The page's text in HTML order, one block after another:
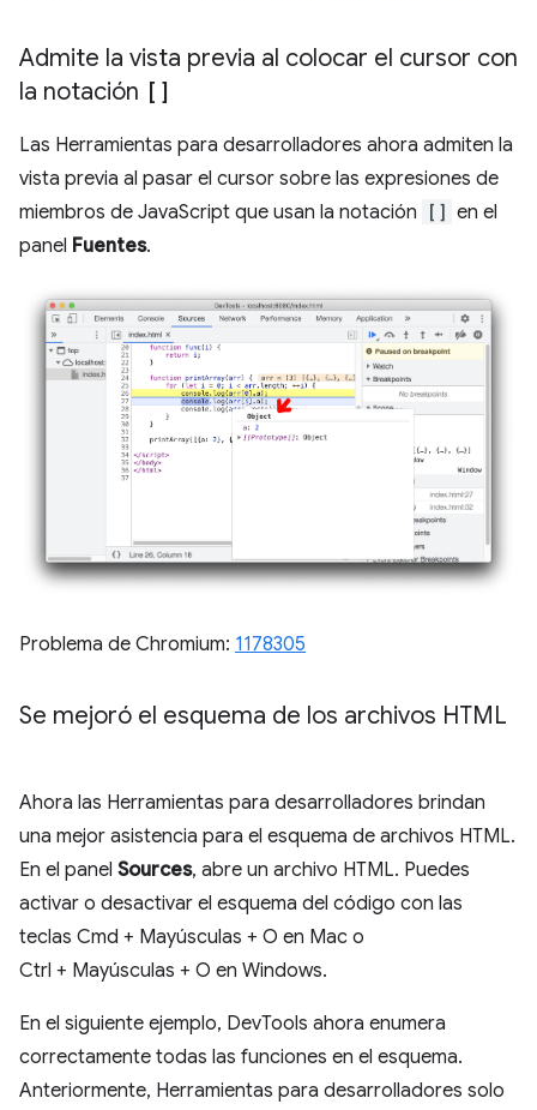
Admite la vista previa al colocar el cursor con
la notación []
Las Herramientas para desarrolladores ahora admiten la
vista previa al pasar el cursor sobre las expresiones de
miembros de JavaScript que usan la notación
[] en el
panel Fuentes.
Problema de Chromium: 1178305
Se mejoró el esquema de los archivos HTML
Ahora las Herramientas para desarrolladores brindan
una mejor asistencia para el esquema de archivos HTML.
En el panel Sources, abre un archivo HTML. Puedes
activar o desactivar el esquema del código con las
teclas Cmd + Mayúsculas + O en Mac o
Ctrl + Mayúsculas + O en Windows.
En el siguiente ejemplo, DevTools ahora enumera
correctamente todas las funciones en el esquema.
Anteriormente, Herramientas para desarrolladores solo